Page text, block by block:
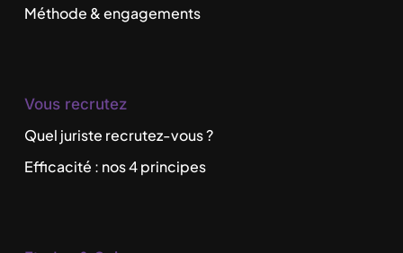
Méthode & engagements
Vous recrutez
Quel juriste recrutez-vous ?
Efficacité : nos 4 principes